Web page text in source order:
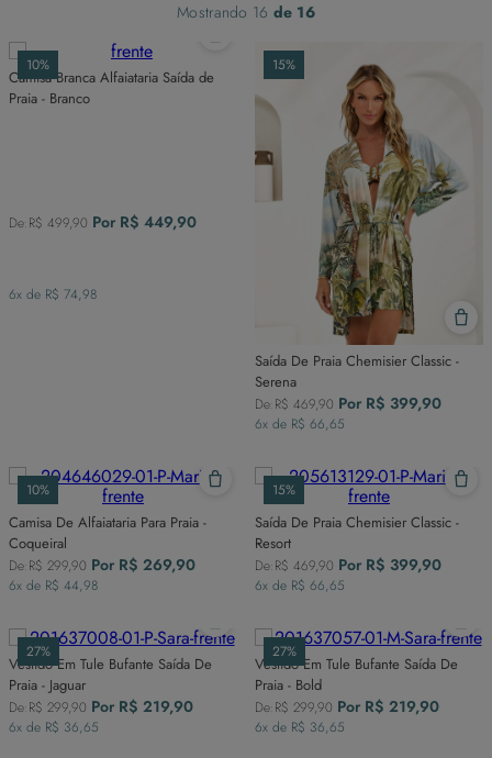
Mostrando 16 de 16
10%
Camisa Branca Alfaiataria Saída de
Praia - Branco
De:R$ 499,90 Por R$ 449,90
6x de R$ 74,98
15%
Saída De Praia Chemisier Classic -
Serena
De:R$ 469,90 Por R$ 399,90
6x de R$ 66,65
10%
Camisa De Alfaiataria Para Praia -
Coqueiral
De:R$ 299,90 Por R$ 269,90
6x de R$ 44,98
15%
Saída De Praia Chemisier Classic -
Resort
De:R$ 469,90 Por R$ 399,90
6x de R$ 66,65
27%
Vestido Em Tule Bufante Saída De
Praia - Jaguar
De:R$ 299,90 Por R$ 219,90
6x de R$ 36,65
27%
Vestido Em Tule Bufante Saída De
Praia - Bold
De:R$ 299,90 Por R$ 219,90
6x de R$ 36,65